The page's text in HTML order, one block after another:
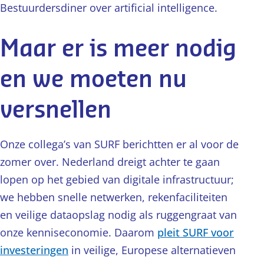
Bestuurdersdiner over artificial intelligence.
Maar er is meer nodig
en we moeten nu
versnellen
Onze collega’s van SURF berichtten er al voor de
zomer over. Nederland dreigt achter te gaan
lopen op het gebied van digitale infrastructuur;
we hebben snelle netwerken, rekenfaciliteiten
en veilige dataopslag nodig als ruggengraat van
onze kenniseconomie. Daarom pleit SURF voor
investeringen in veilige, Europese alternatieven